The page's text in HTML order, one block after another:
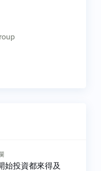
祖被美國賣藥規